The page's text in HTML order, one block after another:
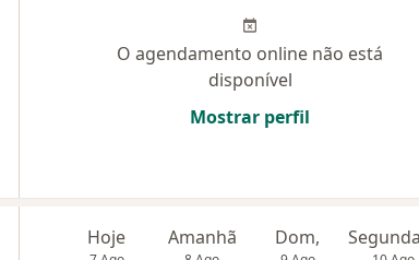
O agendamento online não está
disponível
Mostrar perfil
Hoje Amanhã Dom,